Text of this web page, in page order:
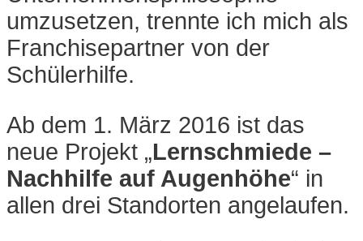
umzusetzen, trennte ich mich als
Franchisepartner von der
Schülerhilfe.
Ab dem 1. März 2016 ist das
neue Projekt „Lernschmiede –
Nachhilfe auf Augenhöhe“ in
allen drei Standorten angelaufen.